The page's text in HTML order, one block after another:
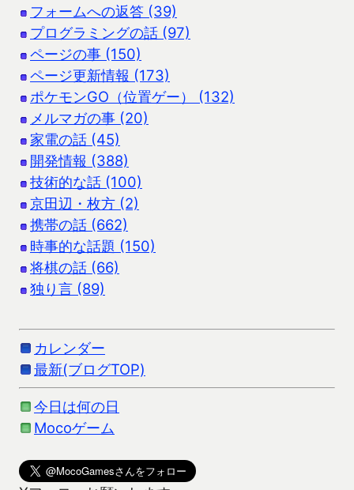
フォームへの返答 (39)
プログラミングの話 (97)
ページの事 (150)
ページ更新情報 (173)
ポケモンGO（位置ゲー） (132)
メルマガの事 (20)
家電の話 (45)
開発情報 (388)
技術的な話 (100)
京田辺・枚方 (2)
携帯の話 (662)
時事的な話題 (150)
将棋の話 (66)
独り言 (89)
カレンダー
最新(ブログTOP)
今日は何の日
Mocoゲーム